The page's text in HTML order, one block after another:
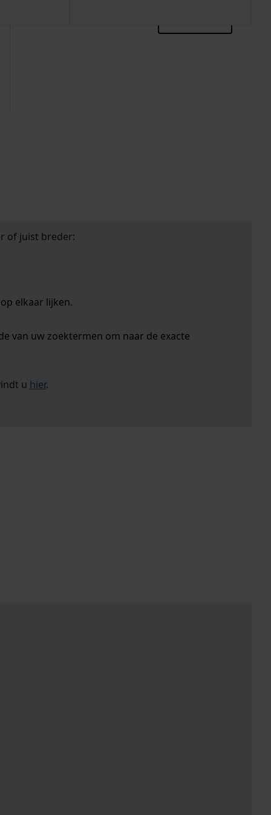
of juist breder:
elkaar lijken.
van uw zoektermen om naar de exacte
u hier.